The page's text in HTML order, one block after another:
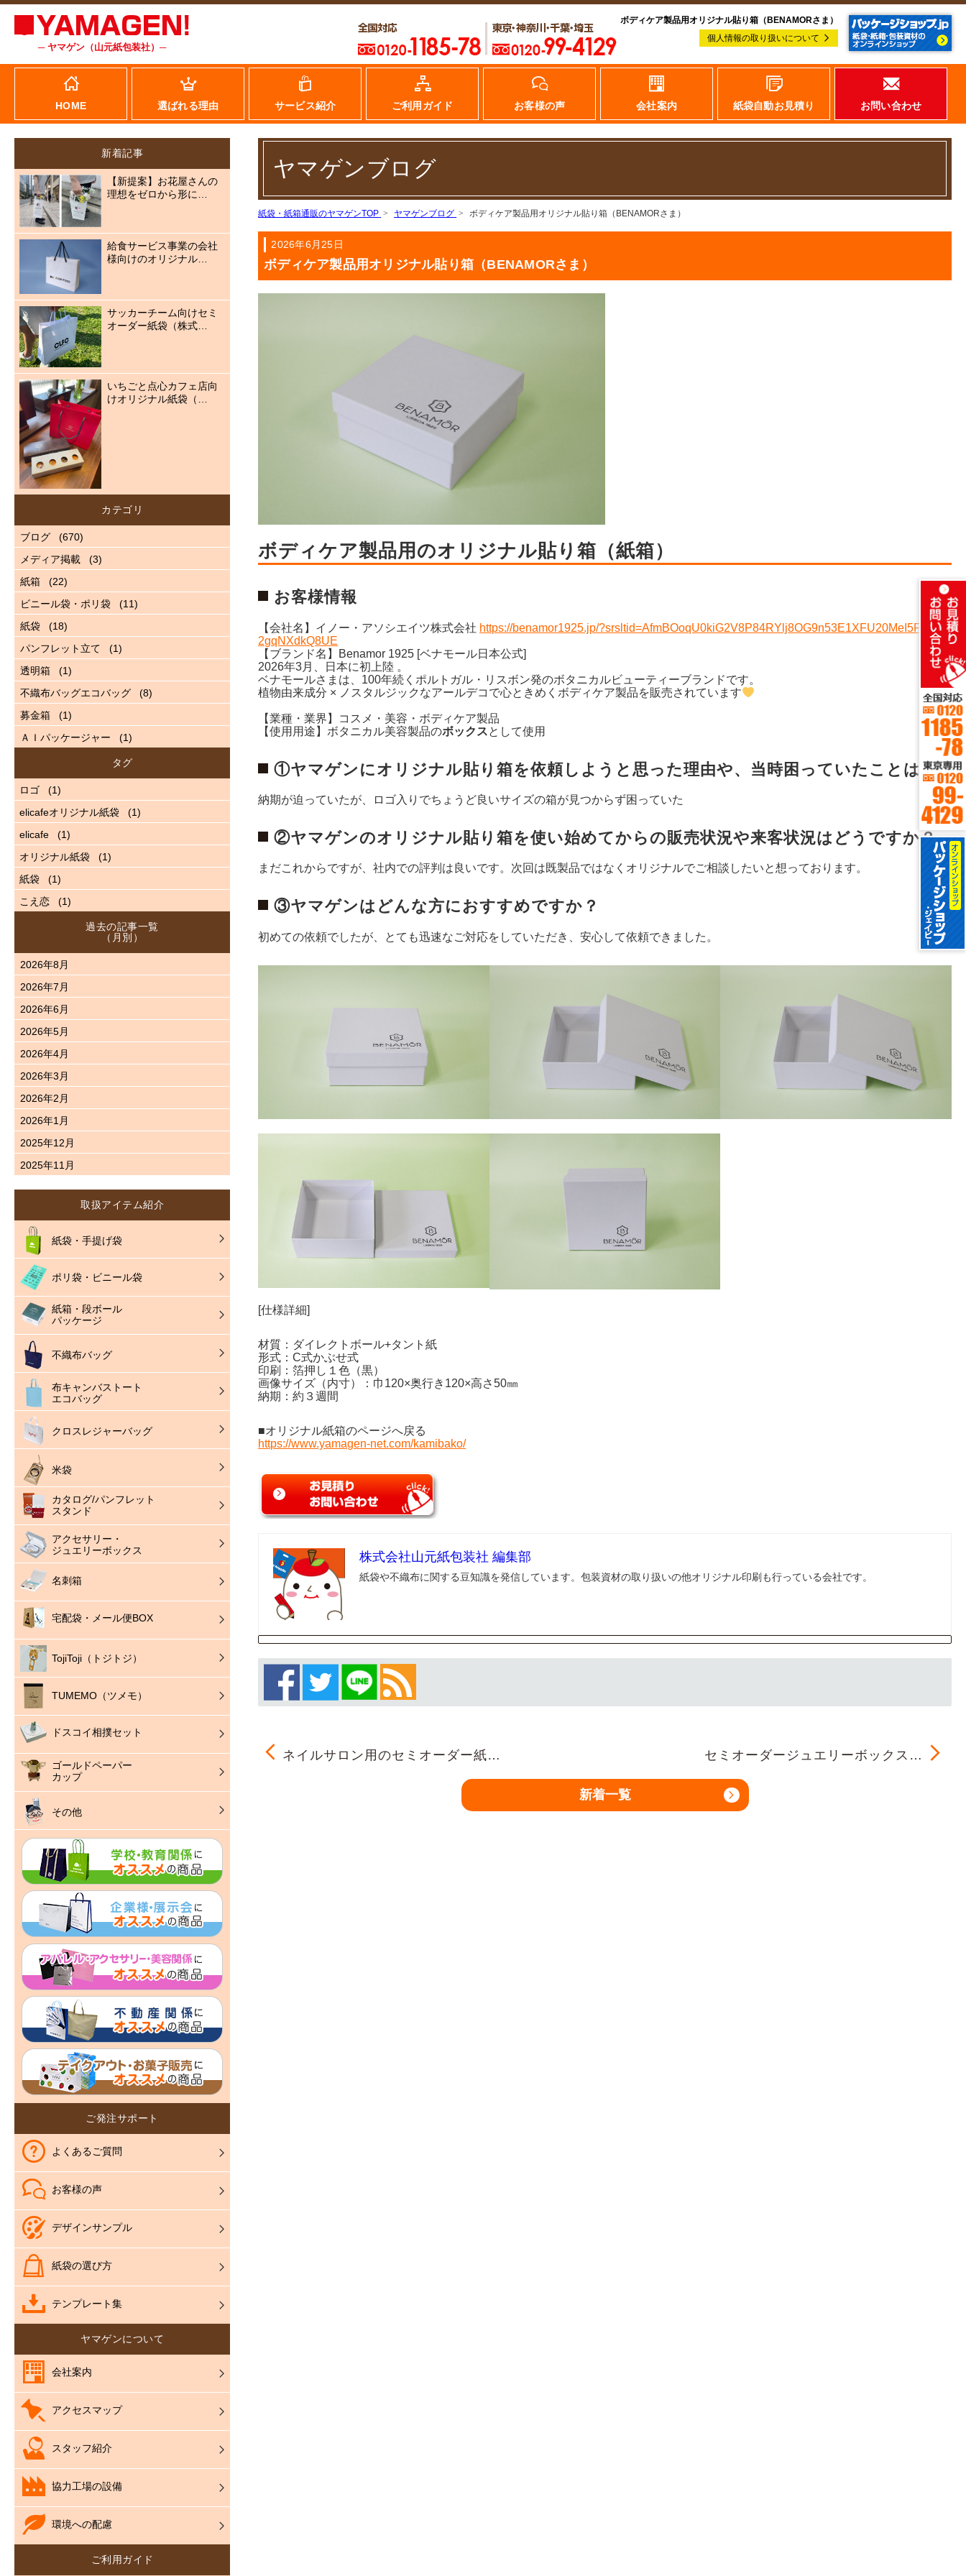
─ ヤマゲン（山元紙包装社）─
ボディケア製品用オリジナル貼り箱（BENAMORさま）
個人情報の取り扱いについて
HOME 選ばれる理由 サービス紹介 ご利用ガイド お客様の声 会社案内 紙袋自動お見積り お問い合わせ
ヤマゲンブログ
紙袋・紙箱通販のヤマゲンTOP ヤマゲンブログ ボディケア製品用オリジナル貼り箱（BENAMORさま）
2026年6月25日
ボディケア製品用オリジナル貼り箱（BENAMORさま）
ボディケア製品用のオリジナル貼り箱（紙箱）
お客様情報
【会社名】イノー・アソシエイツ株式会社 https://benamor1925.jp/?srsltid=AfmBOoqU0kiG2V8P84RYlj8OG9n53E1XFU20MeI5FDbU6
2gqNXdkQ8UE
【ブランド名】Benamor 1925 [ベナモール日本公式]
2026年3月、日本に初上陸 。
ベナモールさまは、100年続くポルトガル・リスボン発のボタニカルビューティーブランドです。
植物由来成分 × ノスタルジックなアールデコで心ときめくボディケア製品を販売されています
【業種・業界】コスメ・美容・ボディケア製品
【使用用途】ボタニカル美容製品のボックスとして使用
①ヤマゲンにオリジナル貼り箱を依頼しようと思った理由や、当時困っていたことは？
納期が迫っていたが、ロゴ入りでちょうど良いサイズの箱が見つからず困っていた
②ヤマゲンのオリジナル貼り箱を使い始めてからの販売状況や来客状況はどうですか？
まだこれからですが、社内での評判は良いです。次回は既製品ではなくオリジナルでご相談したいと想っております。
③ヤマゲンはどんな方におすすめですか？
初めての依頼でしたが、とても迅速なご対応をしていただき、安心して依頼できました。
[仕様詳細]
材質：ダイレクトボール+タント紙
形式：C式かぶせ式
印刷：箔押し１色（黒）
画像サイズ（内寸）：巾120×奥行き120×高さ50㎜
納期：約３週間
■オリジナル紙箱のページへ戻る
https://www.yamagen-net.com/kamibako/
株式会社山元紙包装社 編集部
紙袋や不織布に関する豆知識を発信しています。包装資材の取り扱いの他オリジナル印刷も行っている会社です。
ネイルサロン用のセミオーダー紙… セミオーダージュエリーボックス…
新着一覧
新着記事
【新提案】お花屋さんの
理想をゼロから形に…
給食サービス事業の会社
様向けのオリジナル…
サッカーチーム向けセミ
オーダー紙袋（株式…
いちごと点心カフェ店向
けオリジナル紙袋（…
カテゴリ
ブログ
(670)
メディア掲載
(3)
紙箱
(22)
ビニール袋・ポリ袋
(11)
紙袋
(18)
パンフレット立て
(1)
透明箱
(1)
不織布バッグエコバッグ
(8)
募金箱
(1)
ＡＩパッケージャー
(1)
タグ
ロゴ
(1)
elicafeオリジナル紙袋
(1)
elicafe
(1)
オリジナル紙袋
(1)
紙袋
(1)
こえ恋
(1)
過去の記事一覧
（月別）
2026年8月
2026年7月
2026年6月
2026年5月
2026年4月
2026年3月
2026年2月
2026年1月
2025年12月
2025年11月
取扱アイテム紹介
紙袋・手提げ袋
ポリ袋・ビニール袋
紙箱・段ボール
パッケージ
不織布バッグ
布キャンバストート
エコバッグ
クロスレジャーバッグ
米袋
カタログ/パンフレット
スタンド
アクセサリー・
ジュエリーボックス
名刺箱
宅配袋・メール便BOX
TojiToji（トジトジ）
TUMEMO（ツメモ）
ドスコイ相撲セット
ゴールドペーパー
カップ
その他
ご発注サポート
よくあるご質問
お客様の声
デザインサンプル
紙袋の選び方
テンプレート集
ヤマゲンについて
会社案内
アクセスマップ
スタッフ紹介
協力工場の設備
環境への配慮
ご利用ガイド